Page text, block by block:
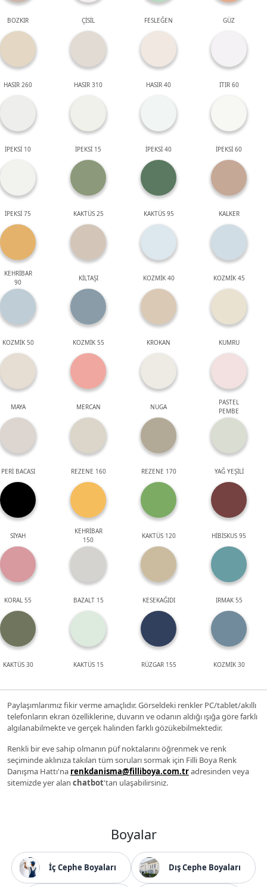
BOZKIR ÇİSİL FESLEĞEN GÜZ
HASIR 260 HASIR 310 HASIR 40 ITIR 60
İPEKSİ 10 İPEKSİ 15 İPEKSİ 40 İPEKSİ 60
İPEKSİ 75 KAKTÜS 25 KAKTÜS 95 KALKER
KEHRİBAR
90
KİLTAŞI KOZMİK 40 KOZMİK 45
KOZMİK 50 KOZMİK 55 KROKAN KUMRU
MAYA MERCAN NUGA
PASTEL
PEMBE
PERİ BACASI REZENE 160 REZENE 170 YAĞ YEŞİLİ
SİYAH
KEHRİBAR
150
KAKTÜS 120 HİBİSKUS 95
KORAL 55 BAZALT 15 KESEKAĞIDI IRMAK 55
KAKTÜS 30 KAKTÜS 15 RÜZGAR 155 KOZMİK 30
Paylaşımlarımız fikir verme amaçlıdır. Görseldeki renkler PC/tablet/akıllı
telefonların ekran özelliklerine, duvarın ve odanın aldığı ışığa göre farklı
algılanabilmekte ve gerçek halinden farklı gözükebilmektedir.
Renkli bir eve sahip olmanın püf noktalarını öğrenmek ve renk
seçiminde aklınıza takılan tüm soruları sormak için Filli Boya Renk
Danışma Hattı'na renkdanisma@filliboya.com.tradresinden veya
sitemizde yer alan chatbot'tan ulaşabilirsiniz.
Boyalar
İç Cephe Boyaları Dış Cephe Boyaları